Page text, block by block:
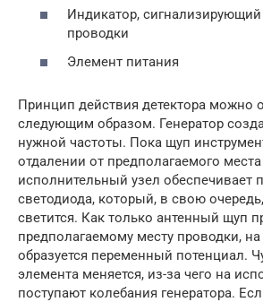
Индикатор,
проводки
Элемент питания
Принцип действия детектора можно
следующим образом. Генератор
нужной частоты. Пока щуп
отдалении от предполагаемого
исполнительный узел обеспечивает
светодиода, который, в свою
светится. Как только антенный щуп
предполагаемому месту проводки,
образуется переменный потенциал.
элемента меняется, из-за чего на
поступают колебания генератора.